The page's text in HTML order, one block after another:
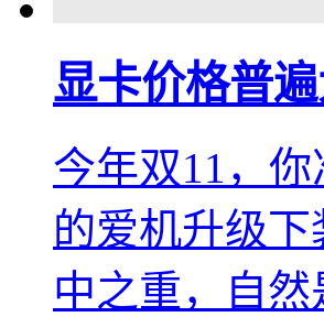
显卡价格普
今年双11，
的爱机升级
中之重，自然